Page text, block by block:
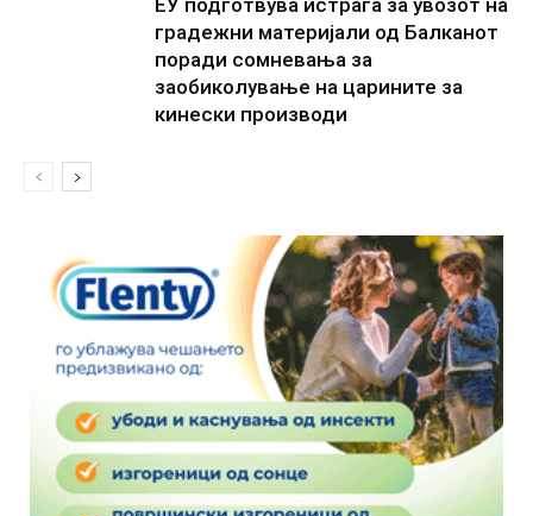
ЕУ подготвува истрага за увозот на
градежни материјали од Балканот
поради сомневања за
заобиколување на царините за
кинески производи